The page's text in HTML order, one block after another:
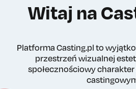
Witaj na
Platforma Casting.pl to
przestrzeń wizualnej
społecznościowy